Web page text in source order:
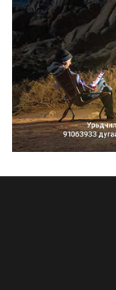
Нарантуул,
айл
2026/08/10
КОП17-д
бүрэлдэхүүн